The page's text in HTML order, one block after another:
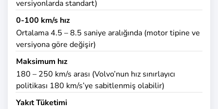
versiyonlarda standart)
0-100 km/s hız
Ortalama 4.5 – 8.5 saniye aralığında (motor tipine ve
versiyona göre değişir)
Maksimum hız
180 – 250 km/s arası (Volvo’nun hız sınırlayıcı
politikası 180 km/s’ye sabitlenmiş olabilir)
Yakıt Tüketimi